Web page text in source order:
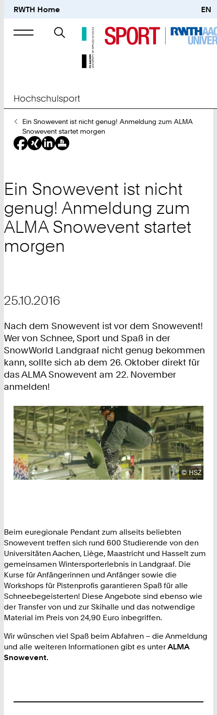
RWTH Home EN
Suche
nach
Hochschulsport
Sie
sind
hier:
Ein Snowevent ist nicht genug! Anmeldung zum ALMA
Snowevent startet morgen
Ein Snowevent ist nicht
genug! Anmeldung zum
ALMA Snowevent startet
morgen
25.10.2016
Nach dem Snowevent ist vor dem Snowevent!
Wer von Schnee, Sport und Spaß in der
SnowWorld Landgraaf nicht genug bekommen
kann, sollte sich ab dem 26. Oktober direkt für
das ALMA Snowevent am 22. November
anmelden!
©HSZ
Beim euregionale Pendant zum allseits beliebten
Snowevent treffen sich rund 600 Studierende von den
Universitäten Aachen, Liège, Maastricht und Hasselt zum
gemeinsamen Wintersporterlebnis in Landgraaf. Die
Kurse für Anfängerinnen und Anfänger sowie die
Workshops für Pistenprofis garantieren Spaß für alle
Schneebegeisterten! Diese Angebote sind ebenso wie
der Transfer von und zur Skihalle und das notwendige
Material im Preis von 24,90 Euro inbegriffen.
Wir wünschen viel Spaß beim Abfahren – die Anmeldung
und alle weiteren Informationen gibt es unter ALMA
Snowevent.